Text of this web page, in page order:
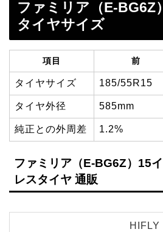
ファミリア（E-BG6Z
タイヤサイズ
項目 前
タイヤサイズ 185/55R15
タイヤ外径 585mm
純正との外周差 1.2%
ファミリア（E-BG6Z）15
レスタイヤ 通販
HIFLY